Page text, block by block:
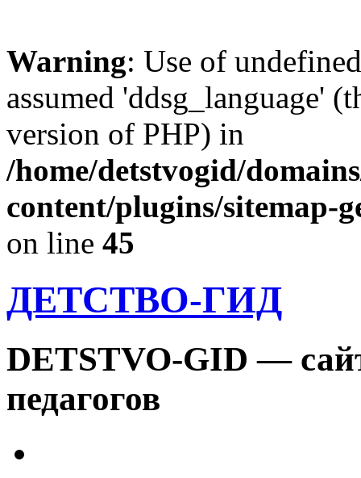
Warning: Use of
assumed 'ddsg_language'
version of PHP) in
/home/detstvogid/
content/plugins/sitemap-
on line 45
ДЕТСТВО-ГИД
DETSTVO-GID —
педагогов